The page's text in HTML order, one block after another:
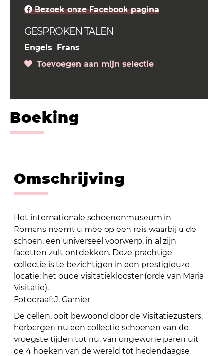
Bezoek onze Facebook pagina
GESPROKEN TALEN
Engels
Frans
Toevoegen aan mijn selectie
Boeking
Omschrijving
Het internationale schoenenmuseum in
Romans neemt u mee op een reis waarbij u de
schoen, een universeel voorwerp, in al zijn
facetten zult ontdekken. Deze prachtige
collectie is te bezichtigen in een prestigieuze
locatie: het oude visitatieklooster (orde van Maria
Visitatie).
Fotograaf: J. Garnier.
De cellen, ooit bewoond door de Visitatiezusters,
herbergen nu een collectie schoenen van de
vroegste tijden tot nu: van ongewone paren uit
de 4 hoeken van de wereld tot hedendaagse